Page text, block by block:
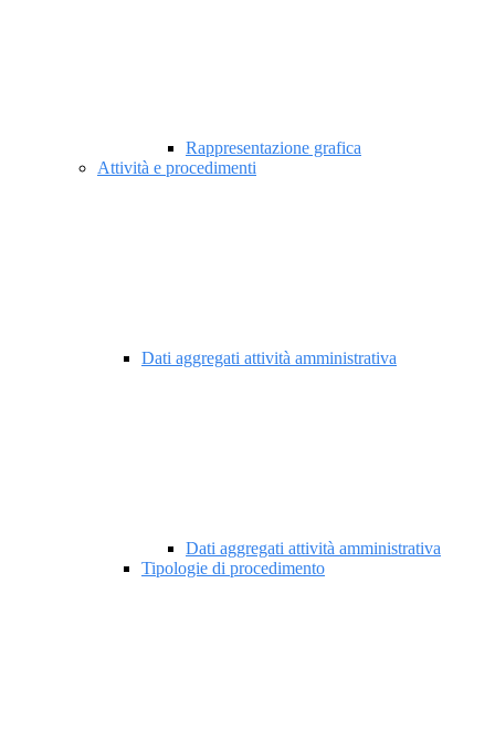
Rappresentazione grafica
Attività e procedimenti
Dati aggregati attività amministrativa
Dati aggregati attività amministrativa
Tipologie di procedimento